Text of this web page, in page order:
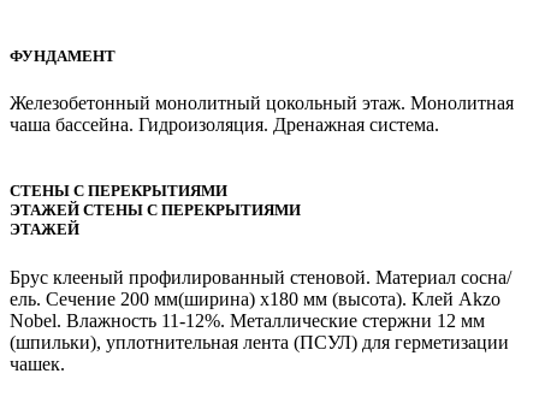
ФУНДАМЕНТ
Железобетонный монолитный цокольный этаж. Монолитная
чаша бассейна. Гидроизоляция. Дренажная система.
СТЕНЫ С ПЕРЕКРЫТИЯМИ
ЭТАЖЕЙ СТЕНЫ С ПЕРЕКРЫТИЯМИ
ЭТАЖЕЙ
Брус клееный профилированный стеновой. Материал сосна/
ель. Сечение 200 мм(ширина) х180 мм (высота). Клей Akzo
Nobel. Влажность 11-12%. Металлические стержни 12 мм
(шпильки), уплотнительная лента (ПСУЛ) для герметизации
чашек.